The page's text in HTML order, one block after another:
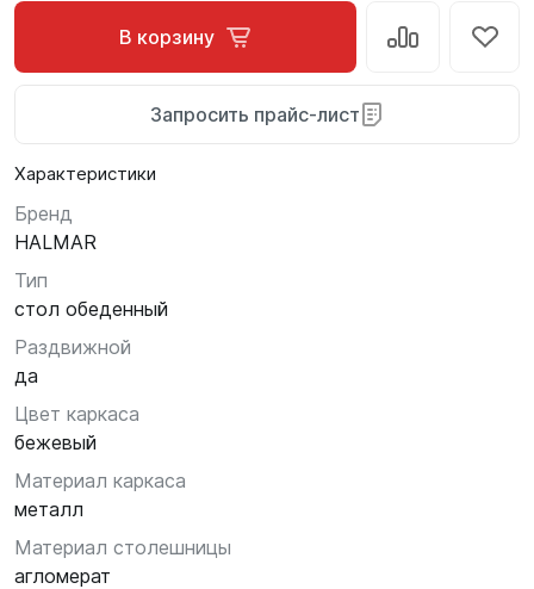
Характеристики
Бренд
HALMAR
Тип
стол обеденный
Раздвижной
да
Цвет каркаса
бежевый
Материал каркаса
металл
Материал столешницы
агломерат
В корзину
Запросить прайс-лист